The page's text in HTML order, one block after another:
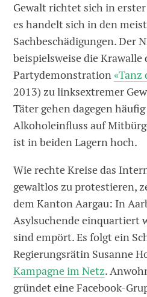
Gewalt richtet sich in
es handelt sich in den
Sachbeschädigungen. Der
beispielsweise die Krawalle
Partydemonstration«Tanz
2013) zu linksextremer
Täter gehen dagegen
Alkoholeinfluss auf
ist in beiden Lagern hoch.
Wie rechte Kreise das
gewaltlos zu protestieren,
dem Kanton Aargau: In
Asylsuchende einquartiert
sind empört. Es folgt ein
Regierungsrätin Susanne
Kampagne im Netz.
gründet eine Facebook-